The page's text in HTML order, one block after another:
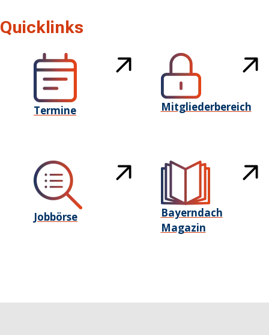
Quicklinks
Termine Mitgliederbereich
Jobbörse
Bayerndach
Magazin